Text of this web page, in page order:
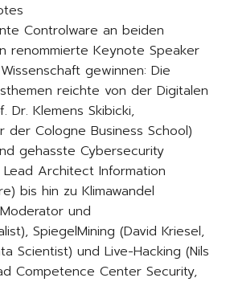
Controlware an beiden
renommierte Keynote Speaker
gewinnen: Die
reichte von der Digitalen
Dr. Klemens Skibicki,
der Cologne Business School)
gehasste Cybersecurity
Architect Information
bis hin zu Klimawandel
und
SpiegelMining (David Kriesel,
Scientist) und Live-Hacking (Nils
Competence Center Security,